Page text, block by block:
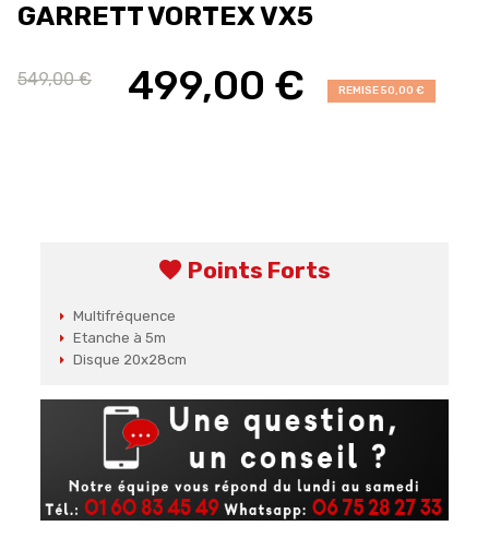
GARRETT VORTEX VX5
549,00 € 499,00 € REMISE 50,00 €
favorite Points Forts
Multifréquence
Etanche à 5m
Disque 20x28cm